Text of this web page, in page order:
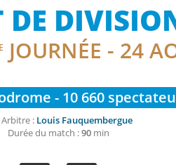
JOURNÉE - 24
- 10 660
: Louis Fauquembergue
Durée du match :90min